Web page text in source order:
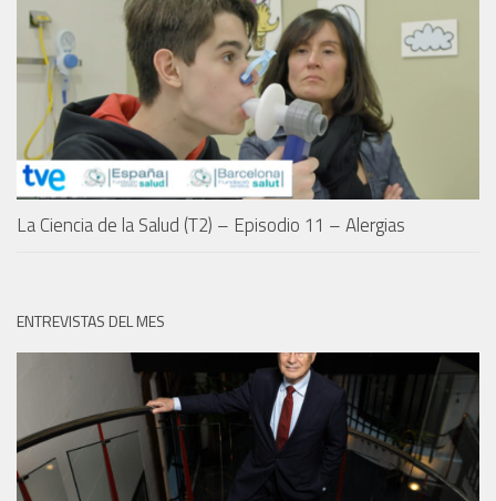
La Ciencia de la Salud (T2) – Episodio 11 – Alergias
ENTREVISTAS DEL MES